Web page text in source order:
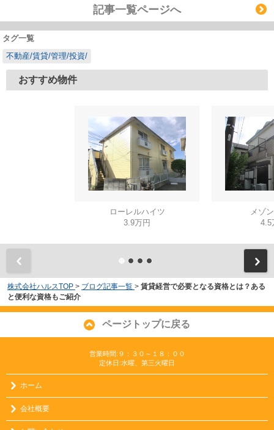
記事一覧ページへ
タグ一覧
不動産/賃貸/管理/投資/
おすすめ物件
ローレルハイツ
3.9万円
メゾ
4.5
株式会社ハルスTOP > ブログ記事一覧 > 賃貸経営で必要となる資格とは？ある
と便利な資格もご紹介
ページトップに戻る
営業時間:９：３０～１８：００
定休日:水曜、第三火曜日
ホーム
会社概要